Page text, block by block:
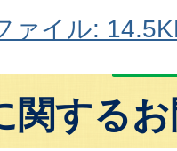
ァイル:
関する